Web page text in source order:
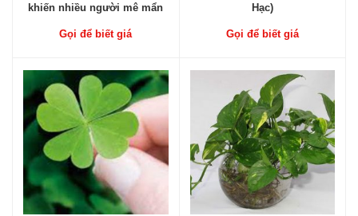
khiến nhiều người mê mẩn
Gọi để biết giá
Hạc)
Gọi để biết giá